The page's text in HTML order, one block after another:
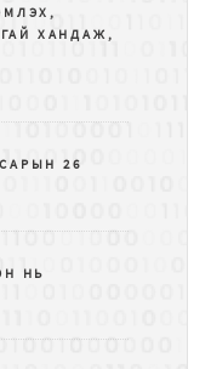
ХАНДАЖ,
26
НЬ